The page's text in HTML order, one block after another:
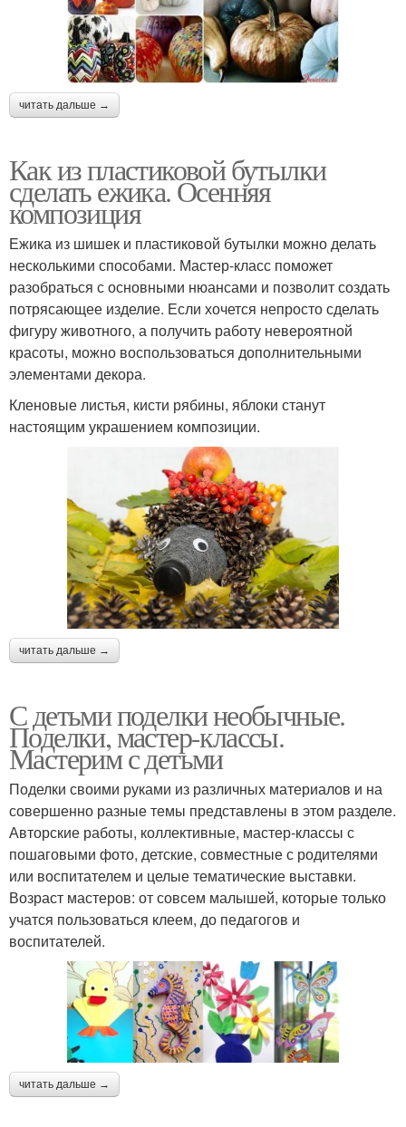
читать дальше →
Как из пластиковой бутылки
сделать ежика. Осенняя
композиция
Ежика из шишек и пластиковой бутылки можно делать
несколькими способами. Мастер-класс поможет
разобраться с основными нюансами и позволит создать
потрясающее изделие. Если хочется непросто сделать
фигуру животного, а получить работу невероятной
красоты, можно воспользоваться дополнительными
элементами декора.
Кленовые листья, кисти рябины, яблоки станут
настоящим украшением композиции.
читать дальше →
С детьми поделки необычные.
Поделки, мастер-классы.
Мастерим с детьми
Поделки своими руками из различных материалов и на
совершенно разные темы представлены в этом разделе.
Авторские работы, коллективные, мастер-классы с
пошаговыми фото, детские, совместные с родителями
или воспитателем и целые тематические выставки.
Возраст мастеров: от совсем малышей, которые только
учатся пользоваться клеем, до педагогов и
воспитателей.
читать дальше →